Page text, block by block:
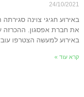
24/10/2021
באירוע חגיגי צוינה
באירוע למעשה הצטרפו
קרא עוד »